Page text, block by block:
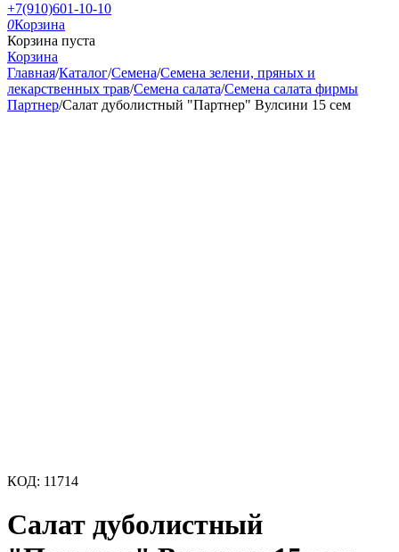
+7(910)601-10-10
0Корзина
Корзина пуста
Корзина
Главная/Каталог/Семена/Семена зелени, пряных и
лекарственных трав/Семена салата/Семена салата фирмы
Партнер/Салат дуболистный "Партнер" Вулсини 15 сем
КОД: 11714
Салат дуболистный